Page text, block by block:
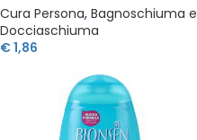
Cura Persona, Bagnoschiuma e
Docciaschiuma
€1,86